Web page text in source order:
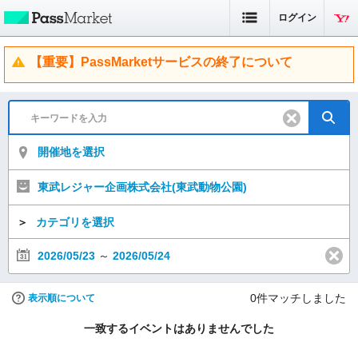
ログイン
【重要】PassMarketサービスの終了について
開催地を選択
東武レジャー企画株式会社(東武動物公園)
＞ カテゴリを選択
2026/05/23 ～ 2026/05/24
表示順について 0件マッチしました
一致するイベントはありませんでした